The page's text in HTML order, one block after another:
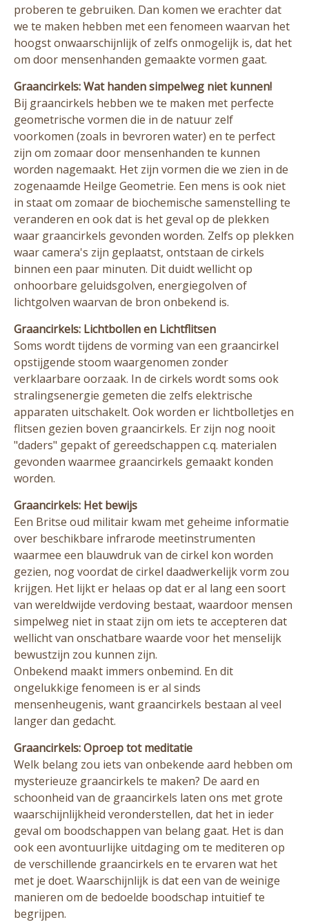
proberen te gebruiken. Dan komen we erachter dat
we te maken hebben met een fenomeen waarvan het
hoogst onwaarschijnlijk of zelfs onmogelijk is, dat het
om door mensenhanden gemaakte vormen gaat.
Graancirkels: Wat handen simpelweg niet kunnen!
Bij graancirkels hebben we te maken met perfecte
geometrische vormen die in de natuur zelf
voorkomen (zoals in bevroren water) en te perfect
zijn om zomaar door mensenhanden te kunnen
worden nagemaakt. Het zijn vormen die we zien in de
zogenaamde Heilge Geometrie. Een mens is ook niet
in staat om zomaar de biochemische samenstelling te
veranderen en ook dat is het geval op de plekken
waar graancirkels gevonden worden. Zelfs op plekken
waar camera's zijn geplaatst, ontstaan de cirkels
binnen een paar minuten. Dit duidt wellicht op
onhoorbare geluidsgolven, energiegolven of
lichtgolven waarvan de bron onbekend is.
Graancirkels: Lichtbollen en Lichtflitsen
Soms wordt tijdens de vorming van een graancirkel
opstijgende stoom waargenomen zonder
verklaarbare oorzaak. In de cirkels wordt soms ook
stralingsenergie gemeten die zelfs elektrische
apparaten uitschakelt. Ook worden er lichtbolletjes en
flitsen gezien boven graancirkels. Er zijn nog nooit
"daders" gepakt of gereedschappen c.q. materialen
gevonden waarmee graancirkels gemaakt konden
worden.
Graancirkels: Het bewijs
Een Britse oud militair kwam met geheime informatie
over beschikbare infrarode meetinstrumenten
waarmee een blauwdruk van de cirkel kon worden
gezien, nog voordat de cirkel daadwerkelijk vorm zou
krijgen. Het lijkt er helaas op dat er al lang een soort
van wereldwijde verdoving bestaat, waardoor mensen
simpelweg niet in staat zijn om iets te accepteren dat
wellicht van onschatbare waarde voor het menselijk
bewustzijn zou kunnen zijn.
Onbekend maakt immers onbemind. En dit
ongelukkige fenomeen is er al sinds
mensenheugenis, want graancirkels bestaan al veel
langer dan gedacht.
Graancirkels: Oproep tot meditatie
Welk belang zou iets van onbekende aard hebben om
mysterieuze graancirkels te maken? De aard en
schoonheid van de graancirkels laten ons met grote
waarschijnlijkheid veronderstellen, dat het in ieder
geval om boodschappen van belang gaat. Het is dan
ook een avontuurlijke uitdaging om te mediteren op
de verschillende graancirkels en te ervaren wat het
met je doet. Waarschijnlijk is dat een van de weinige
manieren om de bedoelde boodschap intuitief te
begrijpen.